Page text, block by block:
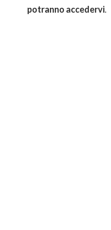
potranno accedervi.